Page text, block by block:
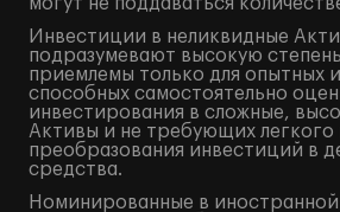
Инвестиции в неликвидные
подразумевают высокую
приемлемы только для опытных
способных самостоятельно
инвестирования в сложные,
Активы и не требующих легкого
преобразования инвестиций в
средства.
Номинированные в